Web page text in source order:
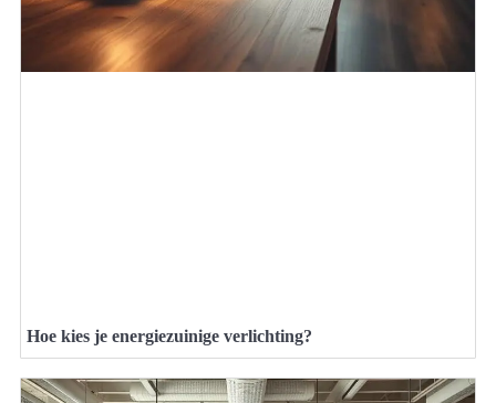
Hoe kies je energiezuinige verlichting?